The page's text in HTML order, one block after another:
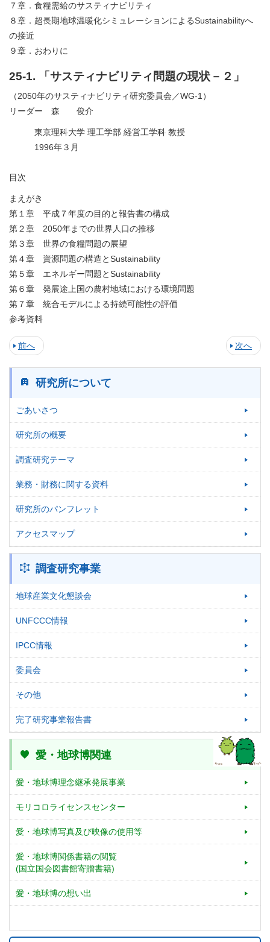
７章．食糧需給のサスティナビリティ
８章．超長期地球温暖化シミュレーションによるSustainabilityへ
の接近
９章．おわりに
25-1. 「サスティナビリティ問題の現状－２」
（2050年のサスティナビリティ研究委員会／WG-1）
リーダー 森 俊介
東京理科大学 理工学部 経営工学科 教授
1996年３月
目次
まえがき
第１章 平成７年度の目的と報告書の構成
第２章 2050年までの世界人口の推移
第３章 世界の食糧問題の展望
第４章 資源問題の構造とSustainability
第５章 エネルギー問題とSustainability
第６章 発展途上国の農村地域における環境問題
第７章 統合モデルによる持続可能性の評価
参考資料
前へ 次へ
研究所について
ごあいさつ
研究所の概要
調査研究テーマ
業務・財務に関する資料
研究所のパンフレット
アクセスマップ
調査研究事業
地球産業文化懇談会
UNFCCC情報
IPCC情報
委員会
その他
完了研究事業報告書
愛・地球博関連
愛・地球博理念継承発展事業
モリコロライセンスセンター
愛・地球博写真及び映像の使用等
愛・地球博関係書籍の閲覧
(国立国会図書館寄贈書籍)
愛・地球博の想い出